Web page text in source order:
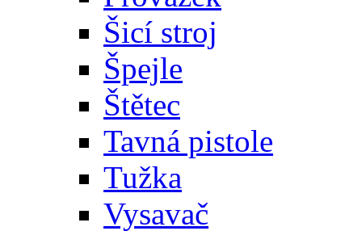
Šicí stroj
Špejle
Štětec
Tavná pistole
Tužka
Vysavač